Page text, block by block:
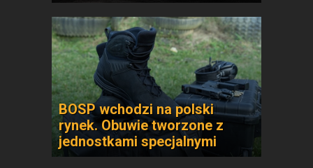
BOSP wchodzi na polski
rynek. Obuwie tworzone z
jednostkami specjalnymi